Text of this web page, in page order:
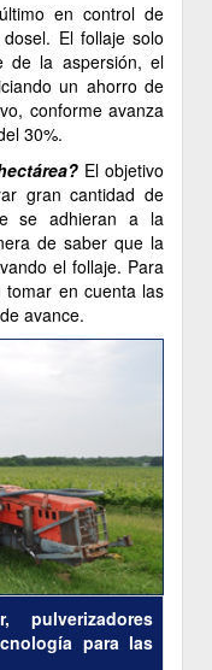
en control de
El follaje solo
de la aspersión, el
un ahorro de
conforme avanza
30%.
El objetivo
gran cantidad de
se adhieran a la
de saber que la
el follaje. Para
en cuenta las
avance.
pulverizadores
para las